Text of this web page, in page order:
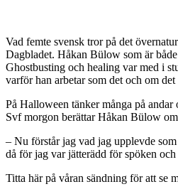
Vad femte svensk tror på det
Dagbladet. Håkan Bülow som är
Ghostbusting och healing var med i
varför han arbetar som det och om
På Halloween tänker många på
Svf morgon berättar Håkan Bülow
– Nu förstår jag vad jag upplevde
då för jag var jätterädd för spöken
Titta här på våran sändning för att se